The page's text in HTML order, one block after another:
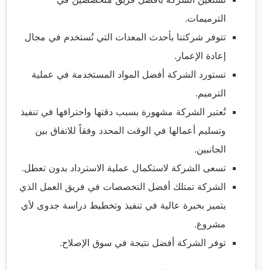
الترميمات.
تتوفر شركتنا بأحدث المعدات التي تُستخدم في مجال
إعادة الإعمار.
تستورد الشركة أفضل المواد المستخدمة في عملية
الترميم.
تُعتبر الشركة مشهورة بسبب دقتها واحترافها في تنفيذ
وتسليم أعمالها في الوقت المحدد وفقاً للاتفاق بين
الجانبين.
تسعى الشركة لاستكمال عملية الاسترداد بدون تعطل.
الشركة تمتلك أفضل التخصصات في فريق العمل الذي
يتميز بخبرة عالية في تنفيذ وتخطيط دراسة جدوى لأي
مشروع.
توفر الشركة أفضل نتيجة في سوق الإصلاح.